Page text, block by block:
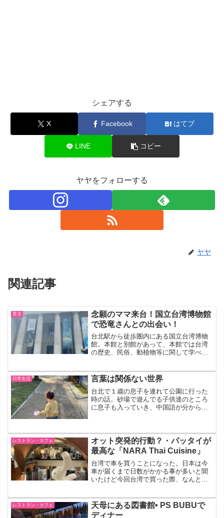
シェアする
X Facebook はてブ
LINE コピー
ヤヤをフォローする
ヤヤ
関連記事
育児
念願のママ来台！国立台湾博物館
で恐竜さんとの出会い！
台北駅から徒歩圏内にある国立台湾博物
館。本館と別館があって、本館では台湾
の歴史、民俗、動植物等に関して学べ
見どころたっぷりの場所だけど、２館に
行けるチケットがなんと３０元（１５０
円程度）と凄く安い。恐竜好きの息子
は、恐竜を間近で見学できて大興奮。
日常生活 言葉は関係ない世界
台北で１歳の息子を連れて公園に行った
時の話。砂場で遊んでる子供達のところ
に息子も入っていき、中国語が分からな
レストラン・カフェ
オット突発的行動？・パッタイが
最高な「NARA Thai Cuisine」
台湾で車を買うことになった。日本は今
車が届くまで日数がかかる事が多いと聞
いたけど今回台湾で買った際、なんと２
り、タイの友人おすすめのタイ料理レス
トラン「NARA Thai Cuisine」で絶品パッ
レストラン・カフェ
天母にある図書館• PS BUBUで
ディナー